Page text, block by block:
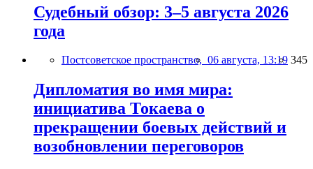
Судебный обзор: 3–5 августа 2026
года
Постсоветское пространство, 06 августа, 13:19 345
Дипломатия во имя мира:
инициатива Токаева о
прекращении боевых действий и
возобновлении переговоров